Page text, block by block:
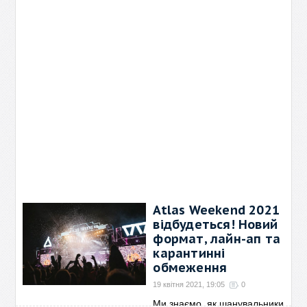
Atlas Weekend 2021
відбудеться! Новий
формат, лайн-ап та
карантинні
обмеження
19 квітня 2021, 19:05 0
Ми знаємо, як шанувальники